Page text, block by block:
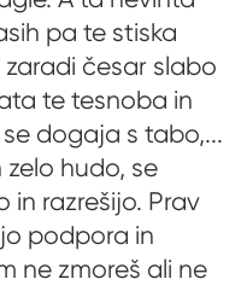
pa te stiska
česar slabo
te tesnoba in
dogaja s tabo,...
hudo, se
in razrešijo. Prav
podpora in
ne zmoreš ali ne